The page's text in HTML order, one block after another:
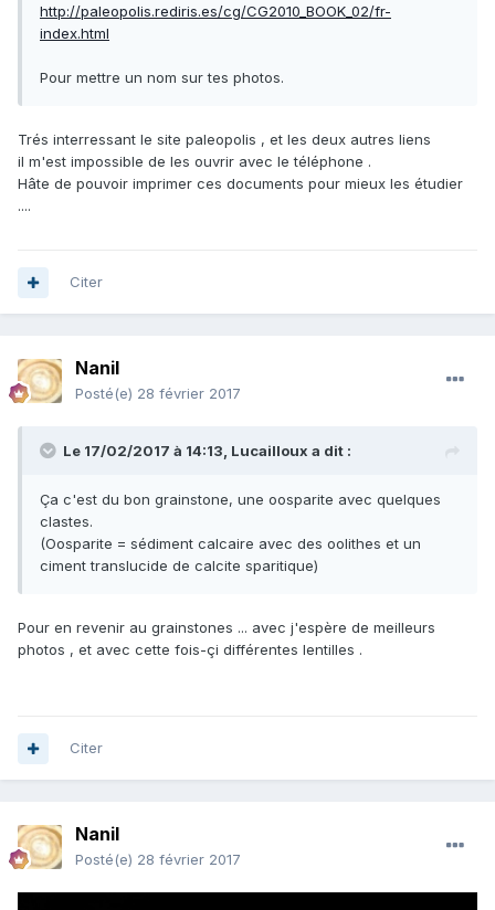
http://paleopolis.rediris.es/cg/CG2010_BOOK_02/fr-
index.html
Pour mettre un nom sur tes photos.
Trés interressant le site paleopolis , et les deux autres liens
il m'est impossible de les ouvrir avec le téléphone .
Hâte de pouvoir imprimer ces documents pour mieux les étudier
....
Citer
Nanil
Posté(e) 28 février 2017
Le 17/02/2017 à 14:13, Lucailloux a dit :
Ça c'est du bon grainstone, une oosparite avec quelques
clastes.
(Oosparite = sédiment calcaire avec des oolithes et un
ciment translucide de calcite sparitique)
Pour en revenir au grainstones ... avec j'espère de meilleurs
photos , et avec cette fois-çi différentes lentilles .
Citer
Nanil
Posté(e) 28 février 2017